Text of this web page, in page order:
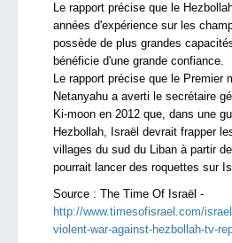
Le rapport précise que le
années d'expérience sur les
possède de plus grandes
bénéficie d'une grande confiance.
Le rapport précise que le Premier
Netanyahu a averti le secrétaire
Ki-moon en 2012 que, dans une
Hezbollah, Israël devrait frapper
villages du sud du Liban à partir
pourrait lancer des roquettes sur
Source : The Time Of Israël -
http://www.timesofisrael.com/
violent-war-against-hezbollah-tv-